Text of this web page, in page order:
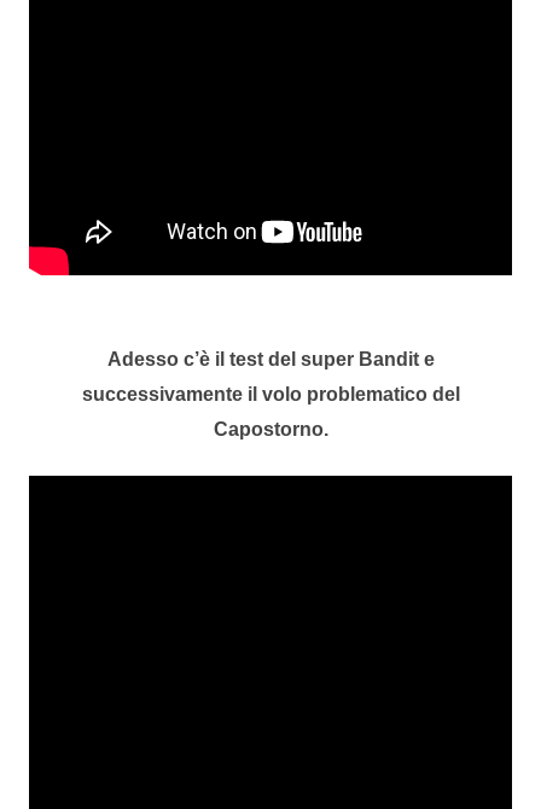
Adesso c’è il test del super Bandit e
successivamente il volo problematico del
Capostorno.